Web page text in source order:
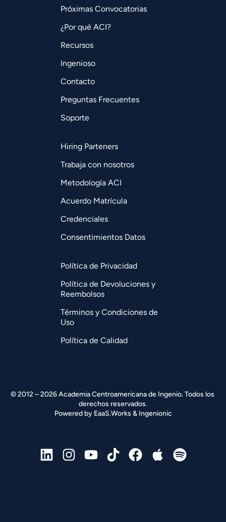
Próximas Convocatorias
¿Por qué ACI?
Recursos
Ingenioso
Contacto
Preguntas Frecuentes
Soporte
Hiring Parteners
Trabaja con nosotros
Metodología ACI
Acuerdo Matrícula
Credenciales
Consentimientos Datos
Política de Privacidad
Política de Devoluciones y
Reembolsos
Términos y Condiciones de
Uso
Política de Calidad
© 2012 – 2026 Academia Centroamericana de Ingenio. Todos los
derechos reservados.
Powered by EaaS.Works & Ingenionic